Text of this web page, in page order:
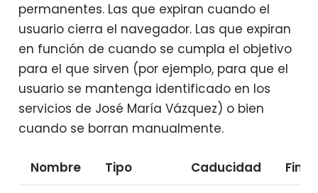
permanentes. Las que expiran cuando el
usuario cierra el navegador. Las que expiran
en función de cuando se cumpla el objetivo
para el que sirven (por ejemplo, para que el
usuario se mantenga identificado en los
servicios de José María Vázquez) o bien
cuando se borran manualmente.
Nombre Tipo Caducidad